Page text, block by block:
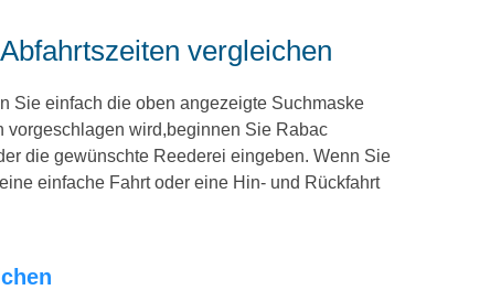
vergleichen
Sie einfach die oben angezeigte Suchmaske
vorgeschlagen wird,beginnen Sie Rabac
die gewünschte Reederei eingeben. Wenn Sie
einfache Fahrt oder eine Hin- und Rückfahrt